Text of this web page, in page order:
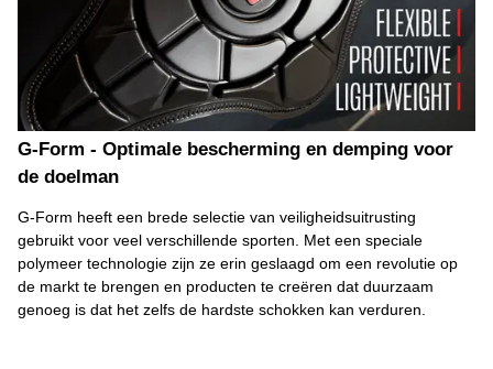
G-Form - Optimale bescherming en demping voor
de doelman
G-Form heeft een brede selectie van veiligheidsuitrusting
gebruikt voor veel verschillende sporten. Met een speciale
polymeer technologie zijn ze erin geslaagd om een ​​revolutie op
de markt te brengen en producten te creëren dat duurzaam
genoeg is dat het zelfs de hardste schokken kan verduren.